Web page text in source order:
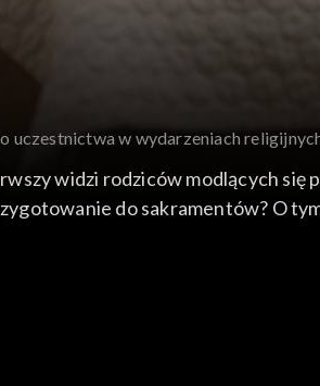
uczestnictwa w wydarzeniach
widzi rodziców modlących się
do sakramentów? O